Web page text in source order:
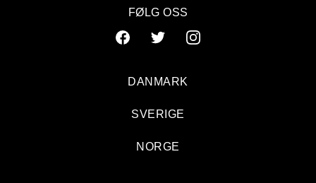
FØLG OSS
DANMARK
SVERIGE
NORGE